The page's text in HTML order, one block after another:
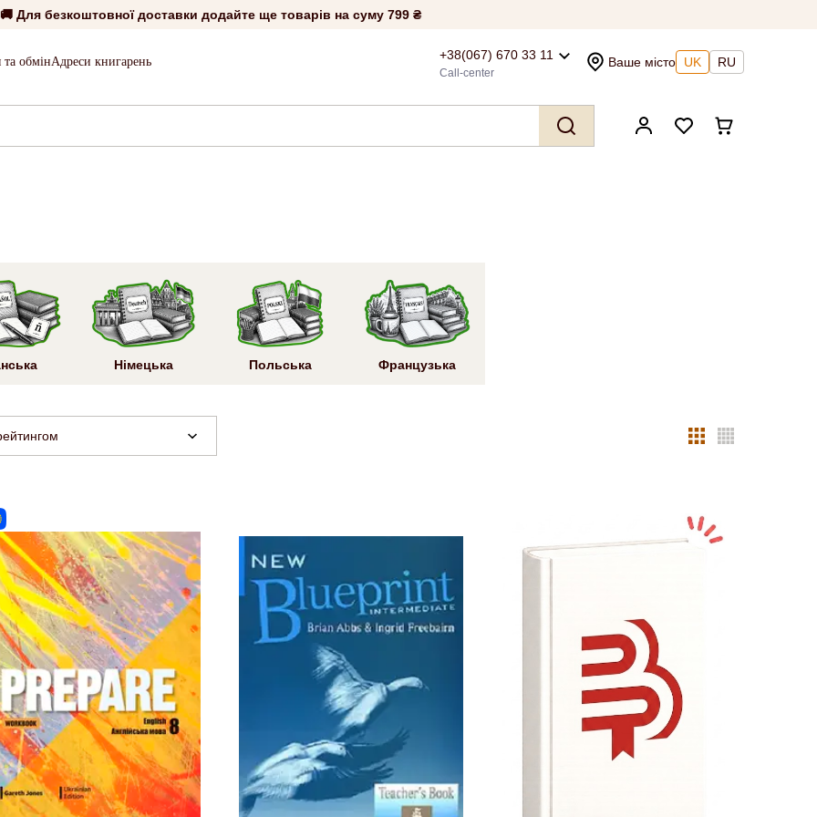
🚚 Для безкоштовної доставки додайте ще товарів на суму 799 ₴
обмінАдреси книгарень +38(067) 670 33 11
Call-center
Ваше місто UK RU
Німецька Польська Французька